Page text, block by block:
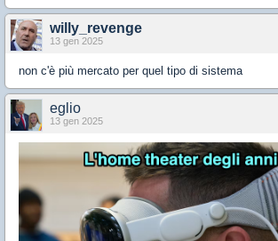
willy_revenge
13 gen 2025
non c'è più mercato per quel tipo di sistema
eglio
13 gen 2025